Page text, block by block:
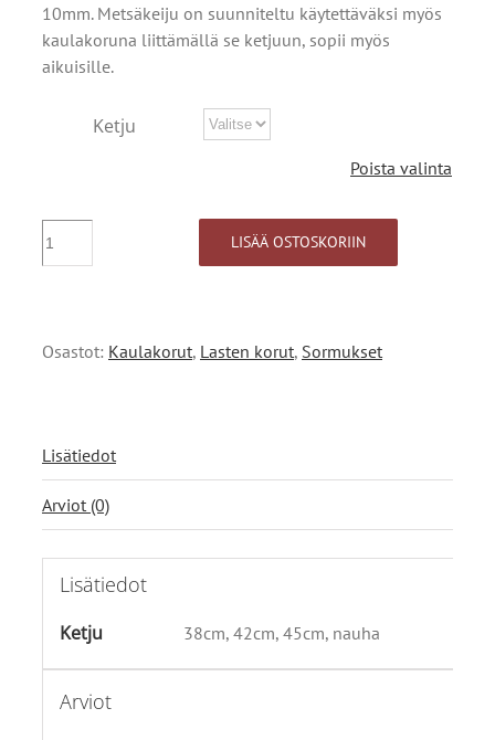
10mm. Metsäkeiju on suunniteltu käytettäväksi myös
kaulakoruna liittämällä se ketjuun, sopii myös
aikuisille.
Ketju
Poista valinta
LISÄÄ OSTOSKORIIN
Osastot: Kaulakorut, Lasten korut, Sormukset
Lisätiedot
Arviot (0)
Lisätiedot
Ketju 38cm, 42cm, 45cm, nauha
Arviot